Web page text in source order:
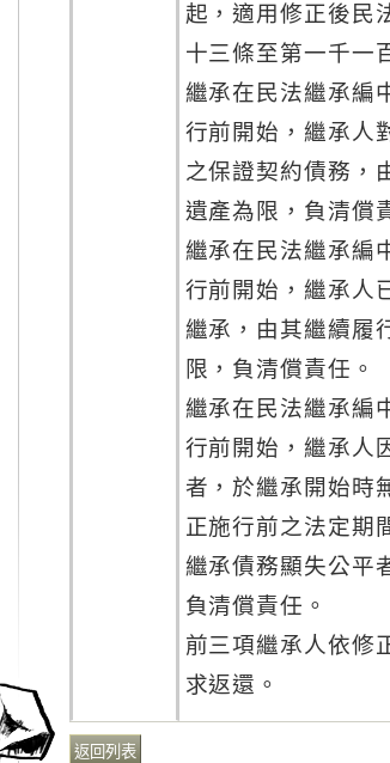
起，適用修正後民
十三條至第一千一
繼承在民法繼承編
行前開始，繼承人
之保證契約債務，
遺產為限，負清償
繼承在民法繼承編
行前開始，繼承人
繼承，由其繼續履
限，負清償責任。
繼承在民法繼承編
行前開始，繼承人
者，於繼承開始時
正施行前之法定期
繼承債務顯失公平
負清償責任。
前三項繼承人依修
求返還。